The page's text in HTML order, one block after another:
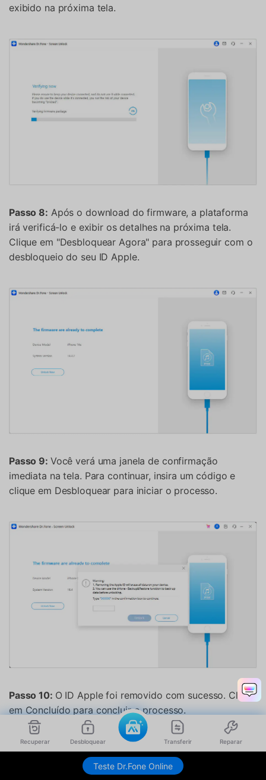
Recuperar Desbloquear Transferir Reparar
Teste Dr.Fone Online
exibido na próxima tela.
Passo 8: Após o download do firmware, a plataforma
irá verificá-lo e exibir os detalhes na próxima tela.
Clique em "Desbloquear Agora" para prosseguir com o
desbloqueio do seu ID Apple.
Passo 9: Você verá uma janela de confirmação
imediata na tela. Para continuar, insira um código e
clique em Desbloquear para iniciar o processo.
Passo 10: O ID Apple foi removido com sucesso. Clique
em Concluído para concluir o processo.